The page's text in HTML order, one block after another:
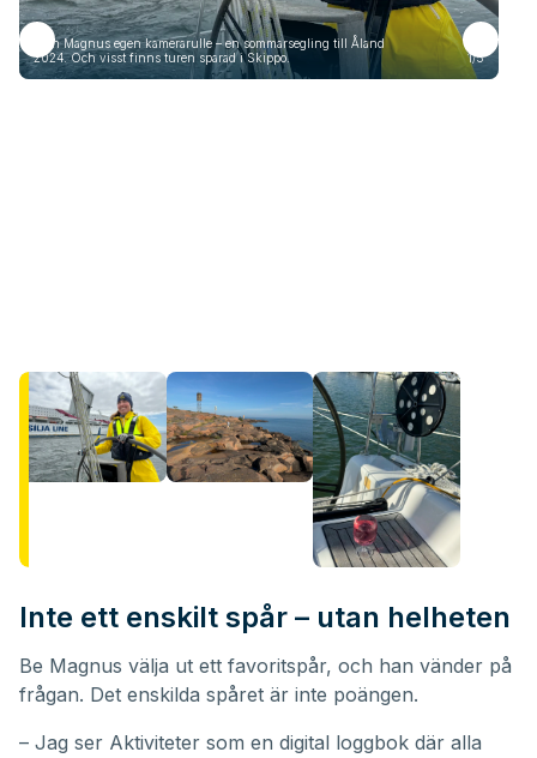
Från Magnus egen kamerarulle – en sommarsegling till Åland
2024. Och visst finns turen sparad i Skippo.
1/5
Inte ett enskilt spår – utan helheten
Be Magnus välja ut ett favoritspår, och han vänder på
frågan. Det enskilda spåret är inte poängen.
– Jag ser Aktiviteter som en digital loggbok där alla